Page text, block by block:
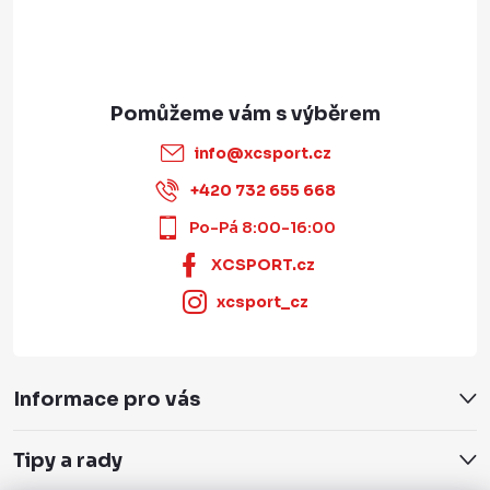
info@xcsport.cz
+420 732 655 668
Po-Pá 8:00-16:00
XCSPORT.cz
xcsport_cz
Informace pro vás
Tipy a rady